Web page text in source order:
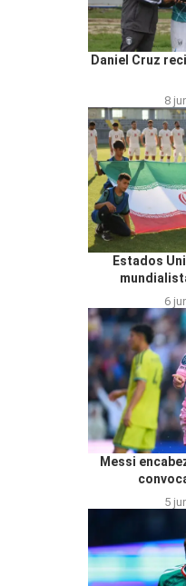
Daniel Cruz
8
Estados
6
Messi
5